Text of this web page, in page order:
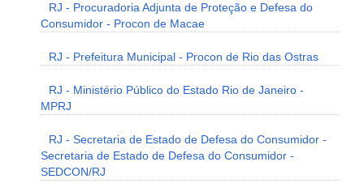
RJ - Procuradoria Adjunta de Proteção e Defesa do
Consumidor - Procon de Macae
RJ - Prefeitura Municipal - Procon de Rio das Ostras
RJ - Ministério Público do Estado Rio de Janeiro -
MPRJ
RJ - Secretaria de Estado de Defesa do Consumidor -
Secretaria de Estado de Defesa do Consumidor -
SEDCON/RJ